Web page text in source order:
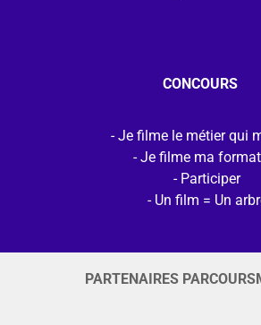
CONCOURS
Je filme le métier qui
Je filme ma
Participer
Un film = Un
PARTENAIRES